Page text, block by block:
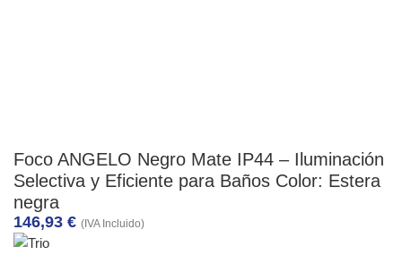
Foco ANGELO Negro Mate IP44 – Iluminación
Selectiva y Eficiente para Baños Color: Estera
negra
146,93 € (IVA Incluido)